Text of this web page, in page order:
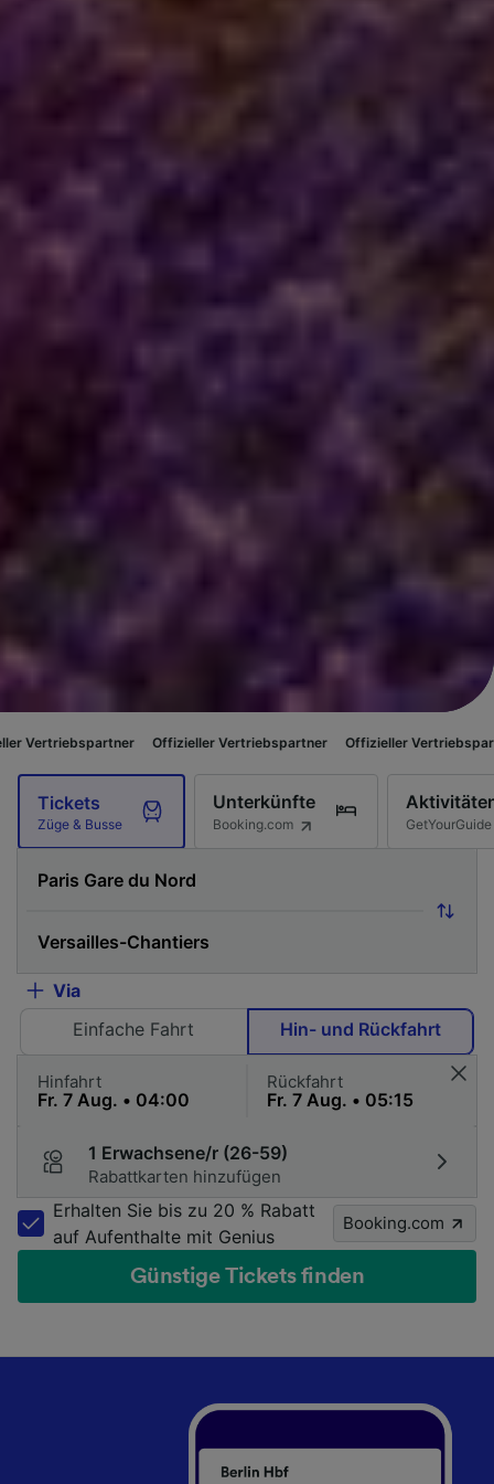
Offizieller Vertriebspartner Offizieller Vertriebspartner
Tickets
Züge & Busse
Unterkünfte
Booking.com GetYourGuide
Via
Einfache Fahrt
Hin- und Rückfahrt
Hinfahrt Rückfahrt
1 Erwachsene/r (26-59)
Rabattkarten hinzufügen
Erhalten Sie bis zu 20 % Rabatt
auf Aufenthalte mit Genius
Booking.com
Günstige Tickets finden